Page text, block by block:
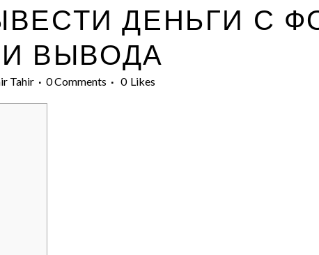
ДЕНЬГИ С
ВЫВОДА
Tahir 0 Comments 0 Likes